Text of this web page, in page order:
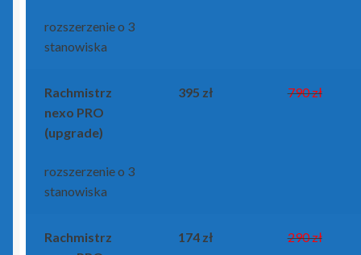
rozszerzenie o 3
stanowiska
Rachmistrz
nexo PRO
(upgrade)
rozszerzenie o 3
stanowiska
395 zł 790 zł
Rachmistrz
174 zł 290 zł